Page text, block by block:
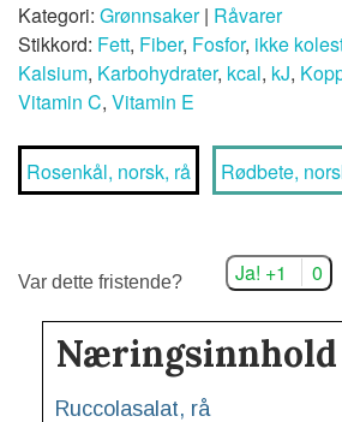
Kategori: Grønnsaker| Råvarer
Stikkord: Fett, Fiber, Fosfor, ikke
Kalsium, Karbohydrater, kcal, kJ,
Vitamin C, Vitamin E
Rosenkål, norsk, rå Rødbete,
Var dette fristende? Ja! +1 0
Næringsinnhold
Ruccolasalat, rå